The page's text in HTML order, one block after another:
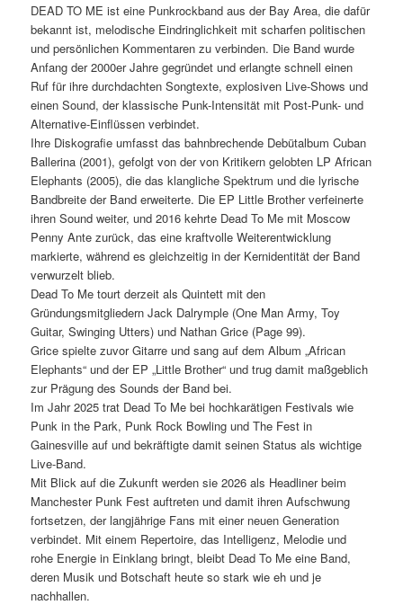
DEAD TO ME ist eine Punkrockband aus der Bay Area, die dafür
bekannt ist, melodische Eindringlichkeit mit scharfen politischen
und persönlichen Kommentaren zu verbinden. Die Band wurde
Anfang der 2000er Jahre gegründet und erlangte schnell einen
Ruf für ihre durchdachten Songtexte, explosiven Live-Shows und
einen Sound, der klassische Punk-Intensität mit Post-Punk- und
Alternative-Einflüssen verbindet.
Ihre Diskografie umfasst das bahnbrechende Debütalbum Cuban
Ballerina (2001), gefolgt von der von Kritikern gelobten LP African
Elephants (2005), die das klangliche Spektrum und die lyrische
Bandbreite der Band erweiterte. Die EP Little Brother verfeinerte
ihren Sound weiter, und 2016 kehrte Dead To Me mit Moscow
Penny Ante zurück, das eine kraftvolle Weiterentwicklung
markierte, während es gleichzeitig in der Kernidentität der Band
verwurzelt blieb.
Dead To Me tourt derzeit als Quintett mit den
Gründungsmitgliedern Jack Dalrymple (One Man Army, Toy
Guitar, Swinging Utters) und Nathan Grice (Page 99).
Grice spielte zuvor Gitarre und sang auf dem Album „African
Elephants“ und der EP „Little Brother“ und trug damit maßgeblich
zur Prägung des Sounds der Band bei.
Im Jahr 2025 trat Dead To Me bei hochkarätigen Festivals wie
Punk in the Park, Punk Rock Bowling und The Fest in
Gainesville auf und bekräftigte damit seinen Status als wichtige
Live-Band.
Mit Blick auf die Zukunft werden sie 2026 als Headliner beim
Manchester Punk Fest auftreten und damit ihren Aufschwung
fortsetzen, der langjährige Fans mit einer neuen Generation
verbindet. Mit einem Repertoire, das Intelligenz, Melodie und
rohe Energie in Einklang bringt, bleibt Dead To Me eine Band,
deren Musik und Botschaft heute so stark wie eh und je
nachhallen.